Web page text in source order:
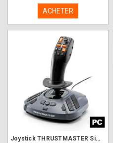
ACHETER
Joystick THRUSTMASTER SimTask FarmStick - Farming Simulator